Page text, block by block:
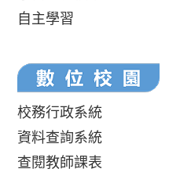
自主學習
校務行政系統
資料查詢系統
查閱教師課表